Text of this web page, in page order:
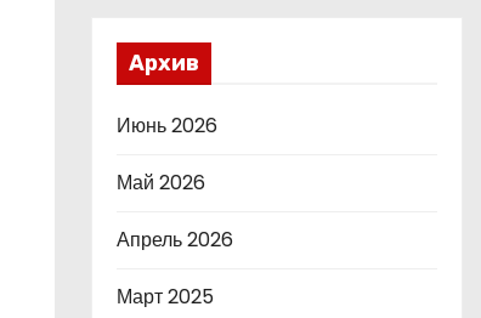
Архив
Июнь 2026
Май 2026
Апрель 2026
Март 2025